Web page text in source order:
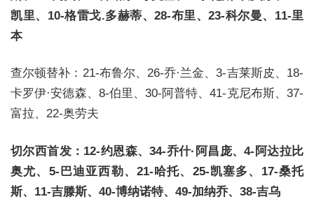
凯里、10-格雷戈.多赫蒂、28-布里、23-科尔曼、11-里
本
查尔顿替补：21-布鲁尔、26-乔·兰金、3-吉莱斯皮、18-
卡罗伊·安德森、8-伯里、30-阿普特、41-克尼布斯、37-
富拉、22-奥劳夫
切尔西首发：12-约恩森、34-乔什·阿昌庞、4-阿达拉比
奥尤、5-巴迪亚西勒、21-哈托、25-凯塞多、17-桑托
斯、11-吉滕斯、40-博纳诺特、49-加纳乔、38-吉乌